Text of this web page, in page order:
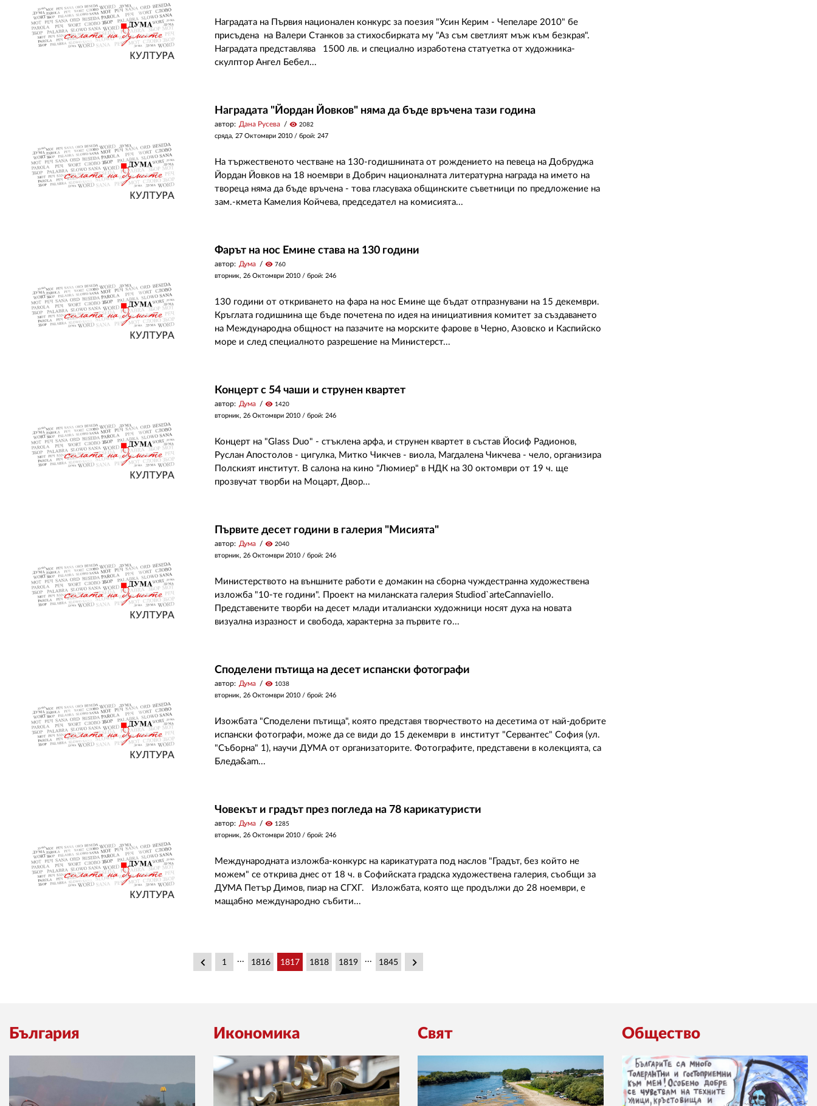
Наградата на Първия национален конкурс за поезия "Усин Керим - Чепеларе 2010" бе
присъдена на Валери Станков за стихосбирката му "Аз съм светлият мъж към безкрая".
Наградата представлява 1500 лв. и специално изработена статуетка от художника-
скулптор Ангел Бебел...
Наградата "Йордан Йовков" няма да бъде връчена тази година
автор: Дана Русева visibility 2082
сряда, 27 Октомври 2010 / брой: 247
На тържественото честване на 130-годишнината от рождението на певеца на Добруджа
Йордан Йовков на 18 ноември в Добрич националната литературна награда на името на
твореца няма да бъде връчена - това гласуваха общинските съветници по предложение на
зам.-кмета Камелия Койчева, председател на комисията...
Фарът на нос Емине става на 130 години
автор: Дума visibility 760
вторник, 26 Октомври 2010 / брой: 246
130 години от откриването на фара на нос Емине ще бъдат отпразнувани на 15 декември.
Кръглата годишнина ще бъде почетена по идея на инициативния комитет за създаването
на Международна общност на пазачите на морските фарове в Черно, Азовско и Каспийско
море и след специалното разрешение на Министерст...
Концерт с 54 чаши и струнен квартет
автор: Дума visibility 1420
вторник, 26 Октомври 2010 / брой: 246
Концерт на "Glass Duo" - стъклена арфа, и струнен квартет в състав Йосиф Радионов,
Руслан Апостолов - цигулка, Митко Чикчев - виола, Магдалена Чикчева - чело, организира
Полският институт. В салона на кино "Люмиер" в НДК на 30 октомври от 19 ч. ще
прозвучат творби на Моцарт, Двор...
Първите десет години в галерия "Мисията"
автор: Дума visibility 2040
вторник, 26 Октомври 2010 / брой: 246
Министерството на външните работи е домакин на сборна чуждестранна художествена
изложба "10-те години". Проект на миланската галерия Studiod`arteCannaviello.
Представените творби на десет млади италиански художници носят духа на новата
визуална изразност и свобода, характерна за първите го...
Споделени пътища на десет испански фотографи
автор: Дума visibility 1038
вторник, 26 Октомври 2010 / брой: 246
Изожбата "Споделени пътища", която представя творчеството на десетима от най-добрите
испански фотографи, може да се види до 15 декември в институт "Сервантес" София (ул.
"Съборна" 1), научи ДУМА от организаторите. Фотографите, представени в колекцията, са
Бледа&am...
Човекът и градът през погледа на 78 карикатуристи
автор: Дума visibility 1285
вторник, 26 Октомври 2010 / брой: 246
Международната изложба-конкурс на карикатурата под наслов "Градът, без който не
можем" се открива днес от 18 ч. в Софийската градска художествена галерия, съобщи за
ДУМА Петър Димов, пиар на СГХГ. Изложбата, която ще продължи до 28 ноември, е
мащабно международно събити...
keyboard_arrow_left 1 ... 1816 1817 1818 1819 ... 1845 keyboard_arrow_right
България Икономика Свят Общество